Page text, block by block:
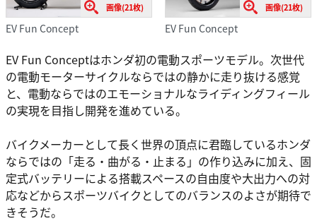
画像(21枚)
EV Fun Concept
画像(21枚)
EV Fun Concept
EV Fun Conceptはホンダ初の電動スポーツモデル。次世代
の電動モーターサイクルならではの静かに走り抜ける感覚
と、電動ならではのエモーショナルなライディングフィール
の実現を目指し開発を進めている。
バイクメーカーとして長く世界の頂点に君臨しているホンダ
ならではの「走る・曲がる・止まる」の作り込みに加え、固
定式バッテリーによる搭載スペースの自由度や大出力への対
応などからスポーツバイクとしてのバランスのよさが期待で
きそうだ。